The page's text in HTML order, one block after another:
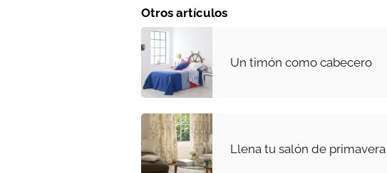
Otros artículos
Un timón como cabecero
Llena tu salón de primavera